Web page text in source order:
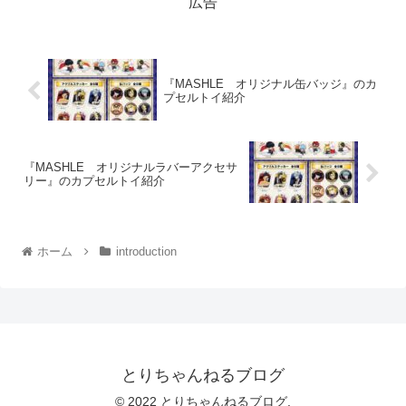
『MASHLE オリジナル缶バッジ』のカ
プセルトイ紹介
『MASHLE オリジナルラバーアクセサ
リー』のカプセルトイ紹介
ホーム introduction
とりちゃんねるブログ
© 2022 とりちゃんねるブログ.